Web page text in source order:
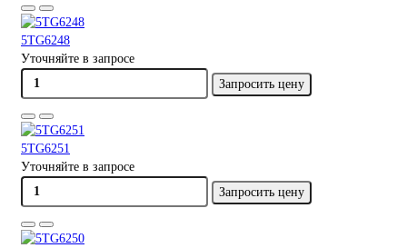
5TG6248
Уточняйте в запросе
Запросить цену
5TG6251
Уточняйте в запросе
Запросить цену